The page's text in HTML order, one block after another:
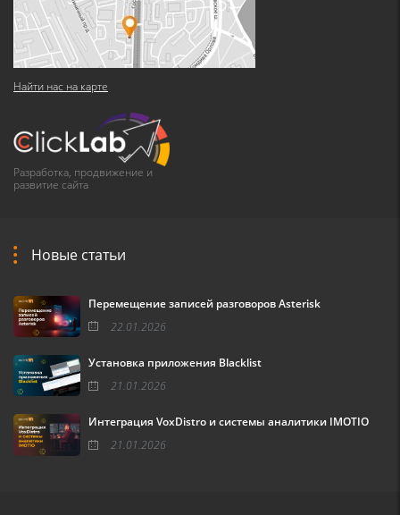
Найти нас на карте
Разработка, продвижение и
развитие сайта
Новые статьи
Перемещение записей разговоров Asterisk
22.01.2026
Установка приложения Blacklist
21.01.2026
Интеграция VoxDistro и системы аналитики IMOTIO
21.01.2026